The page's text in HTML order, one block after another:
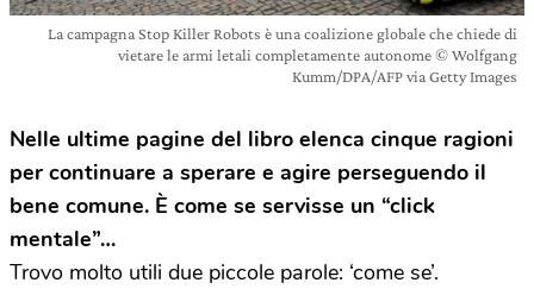
La campagna Stop Killer Robots è una coalizione globale che chiede di
vietare le armi letali completamente autonome © Wolfgang
Kumm/DPA/AFP via Getty Images
Nelle ultime pagine del libro elenca cinque ragioni
per continuare a sperare e agire perseguendo il
bene comune. È come se servisse un “click
mentale”…
Trovo molto utili due piccole parole: ‘come se’.